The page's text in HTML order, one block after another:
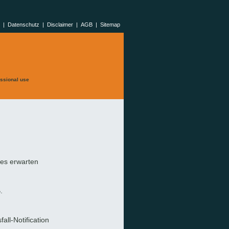
| Datenschutz | Disclaimer | AGB | Sitemap
use
erwarten
Notification